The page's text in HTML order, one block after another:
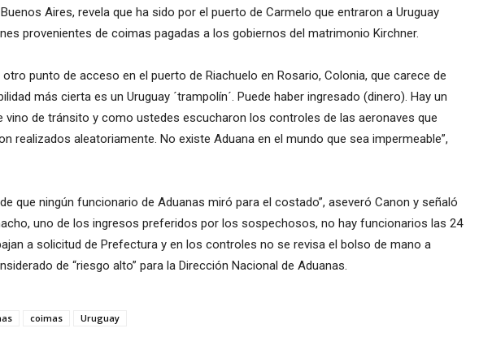
Aires, revela que ha sido por el puerto de Carmelo que entraron a Uruguay
provenientes de coimas pagadas a los gobiernos del matrimonio Kirchner.
punto de acceso en el puerto de Riachuelo en Rosario, Colonia, que carece de
más cierta es un Uruguay ´trampolín´. Puede haber ingresado (dinero). Hay un
vino de tránsito y como ustedes escucharon los controles de las aeronaves que
realizados aleatoriamente. No existe Aduana en el mundo que sea impermeable”,
que ningún funcionario de Aduanas miró para el costado”, aseveró Canon y señaló
uno de los ingresos preferidos por los sospechosos, no hay funcionarios las 24
a solicitud de Prefectura y en los controles no se revisa el bolso de mano a
de “riesgo alto” para la Dirección Nacional de Aduanas.
coimas Uruguay